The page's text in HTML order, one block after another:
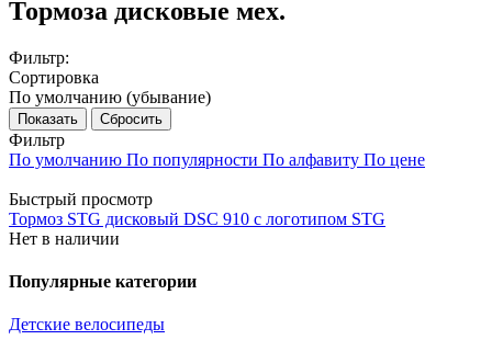
Тормоза дисковые мех.
Фильтр:
Сортировка
По умолчанию (убывание)
Сбросить
Фильтр
По умолчанию По популярности По алфавиту По цене
Быстрый просмотр
Тормоз STG дисковый DSC 910 с логотипом STG
Нет в наличии
Популярные категории
Детские велосипеды